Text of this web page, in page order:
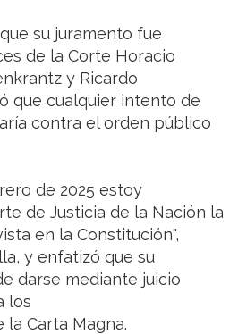
su juramento fue
de la Corte Horacio
y Ricardo
que cualquier intento de
contra el orden público
de 2025 estoy
de Justicia de la Nación la
en la Constitución",
y enfatizó que su
darse mediante juicio
los
la Carta Magna.